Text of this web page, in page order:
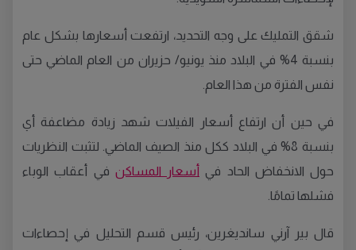
شقق التمليك على وجه التحديد، ارتفعت أسعارها بشكل عام
بنسبة
في البلاد منذ يونيو/ حزيران من العام الماضي حتى
نفس الفترة من هذا العام
في حين أن ارتفاع أسعار الفيلات شهد زيادة مضاعفة أي
بنسبة
في البلاد ككل منذ الصيف الماضي. لتثبت النظريات
حول الانخفاض الحاد في أسعار المساكن في أعقاب الوباء
فشلها تمامًا
قال بير آرني سانديغرين، رئيس قسم التحليل في إحصاءات